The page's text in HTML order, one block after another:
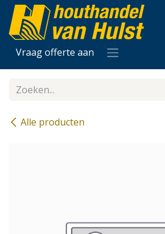
Overslaan naar inhoud
Vraag offerte aan
Alle producten